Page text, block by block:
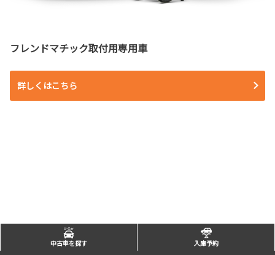
フレンドマチック取付用専用車
詳しくはこちら
中古車を探す 入庫予約